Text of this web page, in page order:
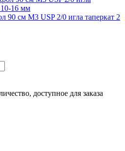
90 см М3 USP 2/0 игла таперкат 2
доступное для заказа